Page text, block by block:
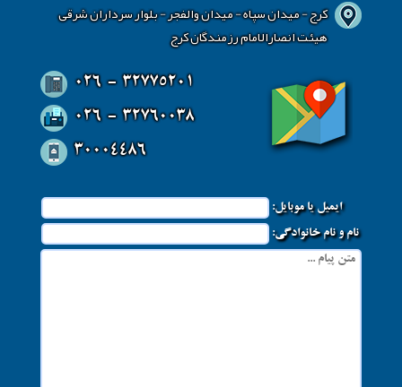
کرج - میدان سپاه - میدان والفجر - بلوار سرداران شرقی
هیئت انصارالامام رزمندگان کرج
026 - 32775201
026 - 32760038
30004486
ایمیل یا موبایل:
نام و نام خانوادگی: